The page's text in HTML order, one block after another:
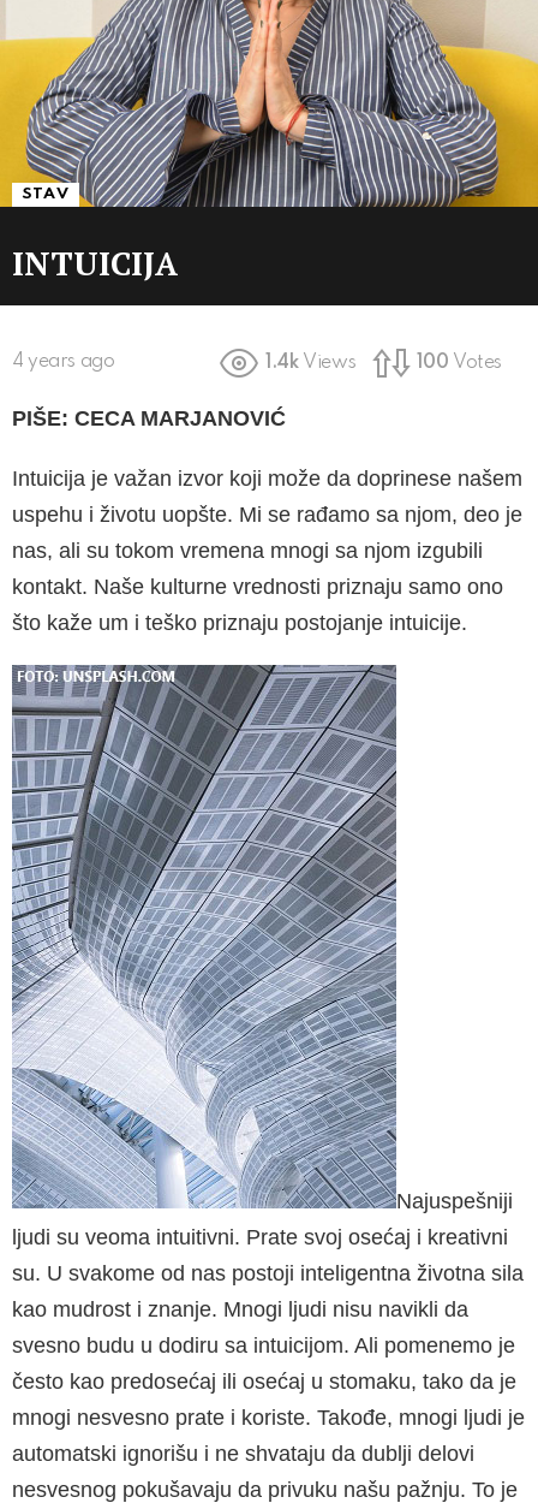
STAV
INTUICIJA
4 years ago 1.4k Views 100 Votes
PIŠE: CECA MARJANOVIĆ
Intuicija je važan izvor koji može da doprinese našem
uspehu i životu uopšte. Mi se rađamo sa njom, deo je
nas, ali su tokom vremena mno­gi sa njom izgubili
kontakt. Naše kulturne vred­nosti priznaju samo ono
što kaže um i teško priznaju postojanje intuicije.
Najuspešniji
ljudi su veoma intuitivni. Prate svoj osećaj i kreativni
su. U svakome od nas postoji inteligentna životna sila
kao mudrost i znanje. Mnogi ljudi nisu navikli da
svesno budu u dodiru sa intuicijom. Ali pomenemo je
često kao predosećaj ili osećaj u stomaku, tako da je
mnogi nesvesno prate i koriste. Takođe, mno­gi ljudi je
automatski ignorišu i ne shvataju da dublji delovi
nesvesnog pokušavaju da privuku našu pažnju. To je